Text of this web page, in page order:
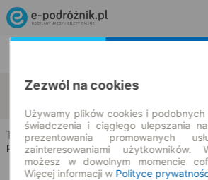
Toruń Łódź
Toruń → Łódź
Rozkład jazdy i bilety
Zezwól na cookies
Używamy plików cookies i
świadczenia i ciągłego ulepszania
prezentowania promowanych
zainteresowaniami użytkowników.
możesz w dowolnym momencie
Więcej informacji w Polityce